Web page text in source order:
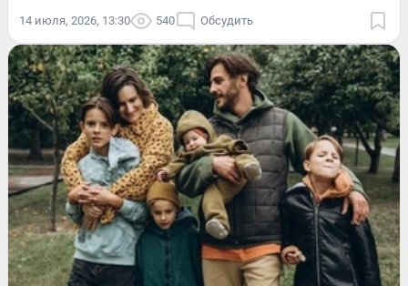
14 июля, 2026, 13:30 540 Обсудить